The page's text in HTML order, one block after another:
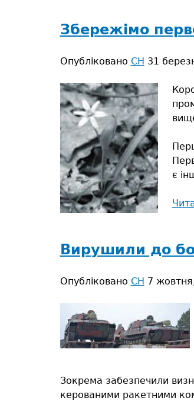
Збережімо
Опубліковано СН 31
є
Вирушили до
Опубліковано СН 7
Зокрема забезпечили
керованими ракетними